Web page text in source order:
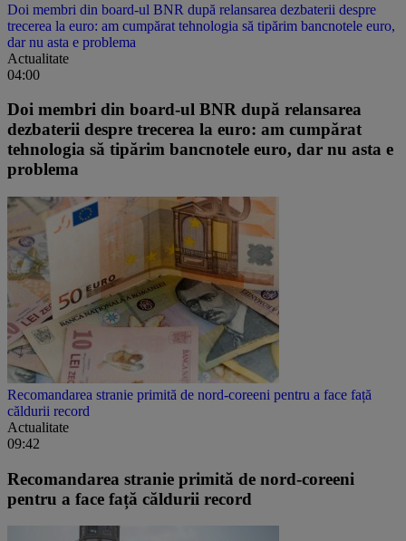
Doi membri din board-ul BNR după relansarea dezbaterii despre
trecerea la euro: am cumpărat tehnologia să tipărim bancnotele euro,
dar nu asta e problema
Actualitate
04:00
Doi membri din board-ul BNR după relansarea
dezbaterii despre trecerea la euro: am cumpărat
tehnologia să tipărim bancnotele euro, dar nu asta e
problema
Recomandarea stranie primită de nord-coreeni pentru a face față
căldurii record
Actualitate
09:42
Recomandarea stranie primită de nord-coreeni
pentru a face față căldurii record